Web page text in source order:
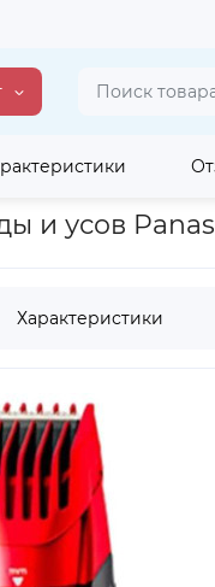
для стрижки
и усов
Характеристики